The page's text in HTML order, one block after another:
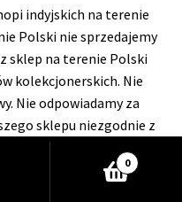
indyjskich na terenie
Polski nie sprzedajemy
sklep na terenie Polski
kolekcjonerskich. Nie
Nie odpowiadamy za
sklepu niezgodnie z
innego kraju.
0